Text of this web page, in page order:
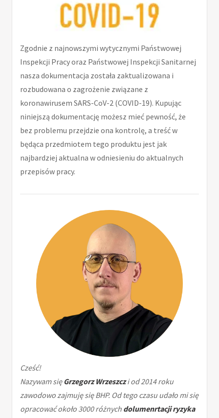
Zgodnie z najnowszymi wytycznymi Państwowej
Inspekcji Pracy oraz Państwowej Inspekcji Sanitarnej
nasza dokumentacja została zaktualizowana i
rozbudowana o zagrożenie związane z
koronawirusem SARS-CoV-2 (COVID-19). Kupując
niniejszą dokumentację możesz mieć pewność, że
bez problemu przejdzie ona kontrolę, a treść w
będąca przedmiotem tego produktu jest jak
najbardziej aktualna w odniesieniu do aktualnych
przepisów pracy.
Cześć!
Nazywam sięGrzegorz Wrzeszczi od 2014 roku
zawodowo zajmuję się BHP. Od tego czasu udało mi się
opracować około 3000 różnych dolumenrtacji ryzyka